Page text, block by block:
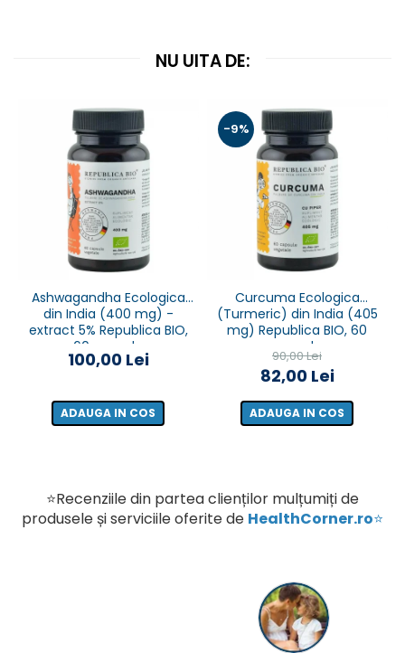
NU UITA DE:
Ashwagandha Ecologica
din India (400 mg) -
extract 5% Republica BIO,
60 capsule
100,00 Lei
ADAUGA IN COS
-9%
Curcuma Ecologica
(Turmeric) din India (405
mg) Republica BIO, 60
capsule
90,00 Lei
82,00 Lei
ADAUGA IN COS
⭐Recenziile din partea clienților mulțumiți de
produsele și serviciile oferite de HealthCorner.ro⭐